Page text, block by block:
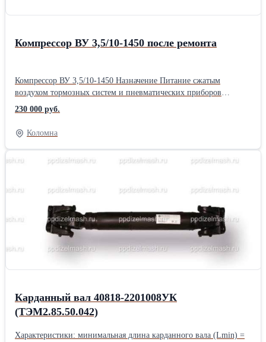
приписки тепловоза.
Компрессор ВУ 3,5/10-1450 после ремонта
Компрессор ВУ 3,5/10-1450 Назначение Питание сжатым
воздухом тормозных систем и пневматических приборов
локомотивов и других машин железнодорожного транспорта
Тип компрессора Двухступенчатый, двухцилиндровый, с V-
образным расположением цилиндров. Режим работы Режим
работы – повторно-кратковременный, с продолжительностью
включения (ПВ) до 50% при продолжительности цикла до 10
минут включительно и номинальных величинах давления
По мере поступления заказов поставляется на экспорт. Код
230 000 руб.
Коломна
Карданный вал 40818-2201008УК
(ТЭМ2.85.50.042)
Характеристики: минимальная длина карданного вала (Lmin) =